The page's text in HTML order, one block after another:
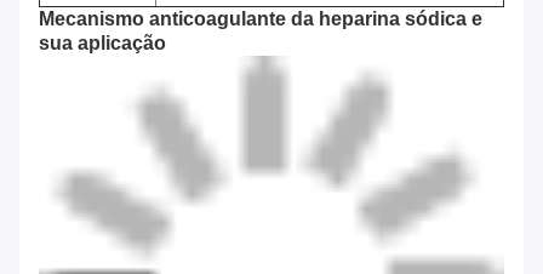
Mecanismo anticoagulante da heparina sódica e
sua aplicação